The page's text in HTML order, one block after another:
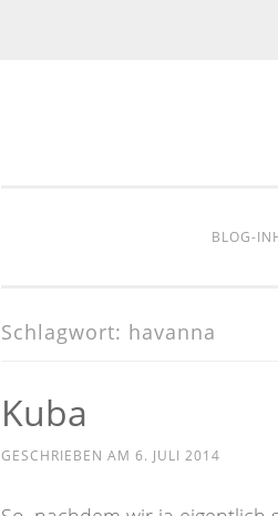
BLOG-
Schlagwort: havanna
Kuba
GESCHRIEBEN AM 6. JULI 2014